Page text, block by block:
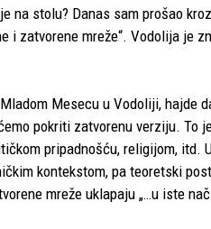
na stolu? Danas sam prošao
i zatvorene mreže“. Vodolija je
Mesecu u Vodoliji, hajde
pokriti zatvorenu verziju.
pripadnošću, religijom, itd.
kontekstom, pa teoretski
mreže uklapaju „…u iste